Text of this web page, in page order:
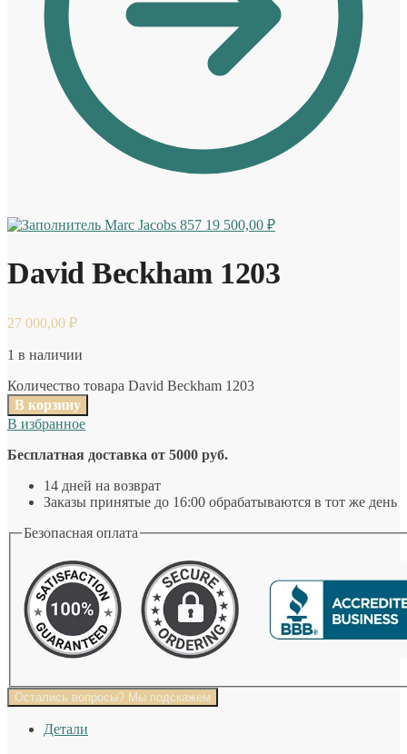
Marc Jacobs 857 19 500,00 ₽
David Beckham 1203
27 000,00 ₽
1 в наличии
Количество товара David Beckham 1203
В корзину
В избранное
Бесплатная доставка от 5000 руб.
14 дней на возврат
Заказы принятые до 16:00 обрабатываются в тот же день
Безопасная оплата
Остались вопросы? Мы подскажем
Детали